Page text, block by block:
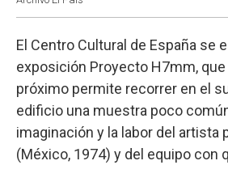
El Centro Cultural de España se
exposición Proyecto H7mm,
próximo permite recorrer en el
edificio una muestra poco
imaginación y la labor del artista
(México, 1974) y del equipo con